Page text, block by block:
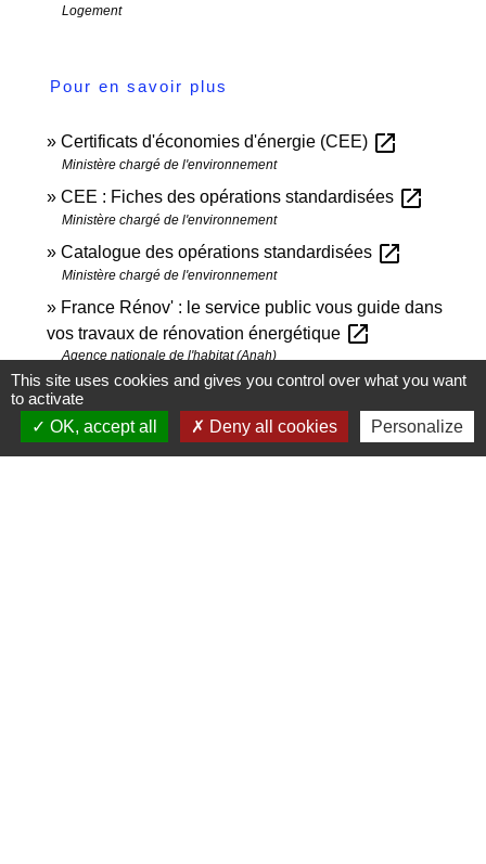
Logement
Pour en savoir plus
Certificats d'économies d'énergie (CEE) open_in_new
Ministère chargé de l'environnement
CEE : Fiches des opérations standardisées open_in_new
Ministère chargé de l'environnement
Catalogue des opérations standardisées open_in_new
Ministère chargé de l'environnement
France Rénov' : le service public vous guide dans
vos travaux de rénovation énergétique open_in_new
Agence nationale de l'habitat (Anah)
Signaler une erreur sur cette page
This site uses cookies and gives you control over what you want
to activate
OK, accept all
Deny all cookies Personalize